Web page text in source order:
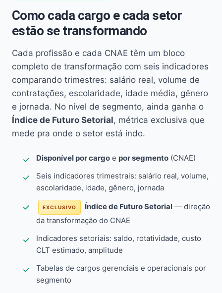
Como cada cargo e cada setor
estão se transformando
Cada profissão e cada CNAE têm um bloco
completo de transformação com seis indicadores
comparando trimestres: salário real, volume de
contratações, escolaridade, idade média, gênero
e jornada. No nível de segmento, ainda ganha o
Índice de Futuro Setorial, métrica exclusiva que
mede pra onde o setor está indo.
Disponível por cargo e por segmento (CNAE)
Seis indicadores trimestrais: salário real, volume,
escolaridade, idade, gênero, jornada
EXCLUSIVO Índice de Futuro Setorial — direção
da transformação do CNAE
Indicadores setoriais: saldo, rotatividade, custo
CLT estimado, amplitude
Tabelas de cargos gerenciais e operacionais por
segmento